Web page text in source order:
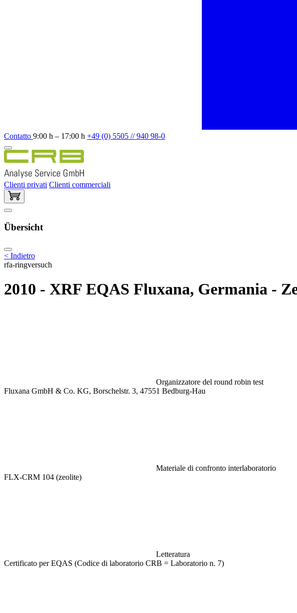
Contatto 9:00 h – 17:00 h +49 (0) 5505 // 940 98-0
Clienti privati Clienti commerciali
Übersicht
< Indietro
rfa-ringversuch
2010 - XRF EQAS Fluxana, Germania -
Organizzatore del round robin test
Fluxana GmbH & Co. KG, Borschelstr. 3, 47551 Bedburg-Hau
Materiale di confronto interlaboratorio
FLX-CRM 104 (zeolite)
Letteratura
Certificato per EQAS (Codice di laboratorio CRB = Laboratorio n. 7)